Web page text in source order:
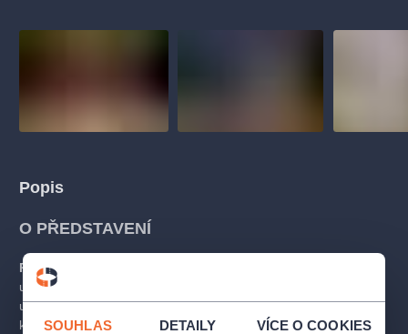
SOUHLAS DETAILY VÍCE O COOKIES
Popis
O PŘEDSTAVENÍ
Poslední divadelní kus Wolfganga Amadea Mozarta
určen pro lidové publikum Divadla na Vídeňce, kde byl poprvé
uveden 30. září 1791. Autoři vyšli z tradice starovídeňské
kouzelné opery, jednoho z typů singspielu, zpěvohry